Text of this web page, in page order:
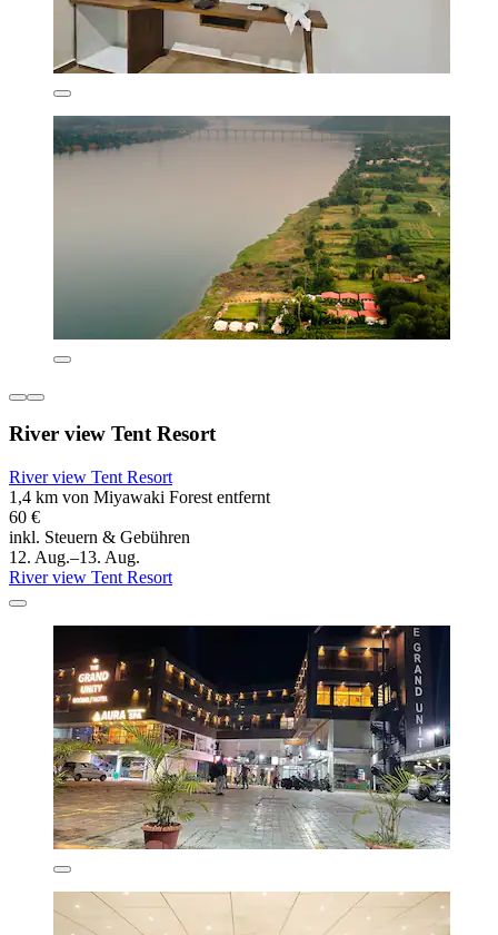
River view Tent Resort
River view Tent Resort
1,4 km von Miyawaki Forest entfernt
60 €
inkl. Steuern & Gebühren
12. Aug.–13. Aug.
River view Tent Resort